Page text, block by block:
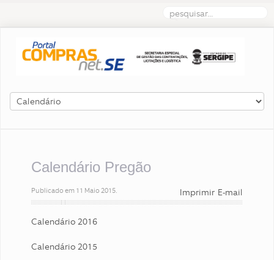
Calendário Pregão
E-mail
Imprimir
Publicado em 11 Maio 2015.
Calendário 2016
Calendário 2015